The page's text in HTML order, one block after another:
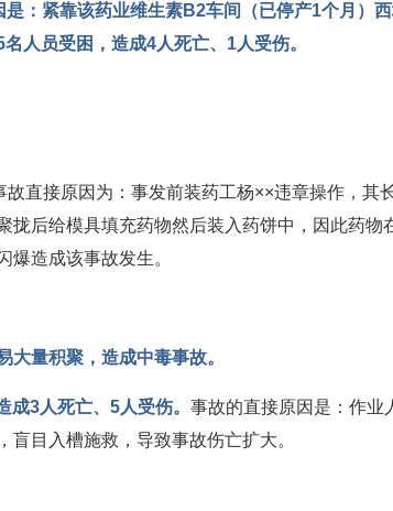
是：紧靠该药业维生素B2车间（已停产1个月）
人员受困，造成4人死亡、1人受伤。
直接原因为：事发前装药工杨××违章操作，其
后给模具填充药物然后装入药饼中，因此药物
造成该事故发生。
量积聚，造成中毒事故。
成3人死亡、5人受伤。事故的直接原因是：作业
目入槽施救，导致事故伤亡扩大。